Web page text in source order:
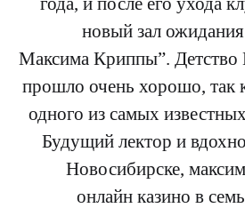
новый зал
Максима Криппы”.
прошло очень хорошо, так
одного из самых
Будущий лектор и
Новосибирске,
онлайн казино в